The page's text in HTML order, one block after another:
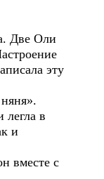
Две Оли
эту
легла в
и
вместе с